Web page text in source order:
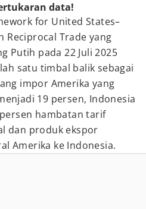
data!
for United States–
Reciprocal Trade yang
Putih pada 22 Juli 2025
satu timbal balik sebagai
impor Amerika yang
19 persen, Indonesia
hambatan tarif
dan produk ekspor
Amerika ke Indonesia.